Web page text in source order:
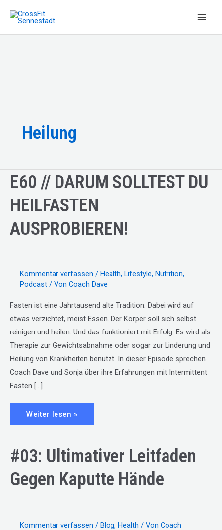
Inhalt
springen
Heilung
E60 // DARUM SOLLTEST DU
HEILFASTEN
AUSPROBIEREN!
Kommentar verfassen / Health, Lifestyle, Nutrition,
Podcast / Von Coach Dave
Fasten ist eine Jahrtausend alte Tradition. Dabei wird auf
etwas verzichtet, meist Essen. Der Körper soll sich selbst
reinigen und heilen. Und das funktioniert mit Erfolg. Es wird als
Therapie zur Gewichtsabnahme oder sogar zur Linderung und
Heilung von Krankheiten benutzt. In dieser Episode sprechen
Coach Dave und Sonja über ihre Erfahrungen mit Intermittent
Fasten […]
E60
DARUM
HEILFASTEN
AUSPROBIEREN!
Weiter lesen »
#03: Ultimativer Leitfaden
Gegen Kaputte Hände
Kommentar verfassen / Blog, Health / Von Coach